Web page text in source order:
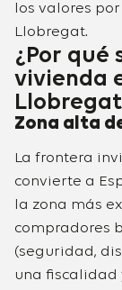
los valores
Llobregat.
¿Por qué
vivienda
Zona alta
La frontera
convierte a
la zona más
compradores
(seguridad,
una fiscalidad